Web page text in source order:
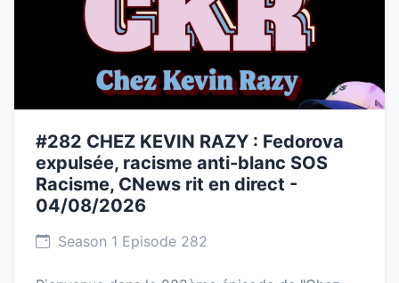
#282 CHEZ KEVIN RAZY : Fedorova
expulsée, racisme anti-blanc SOS
Racisme, CNews rit en direct -
04/08/2026
Season 1 Episode 282